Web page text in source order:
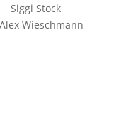
Siggi Stock
Alex Wieschmann